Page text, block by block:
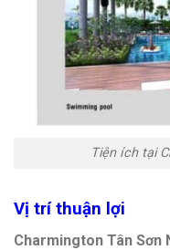
Tiện ích tại
Vị trí thuận lợi
Charmington Tân Sơn